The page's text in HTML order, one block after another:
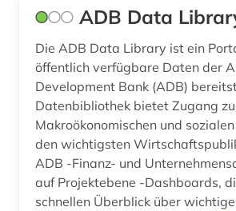
datenschutz (1)
datensicherung (1)
datenverarbeitung (1)
deep learning (1)
demographie (16)
ADB Data
Die ADB Data Library ist ein
öffentlich verfügbare Daten der
Development Bank (ADB)
Datenbibliothek bietet Zugang
Makroökonomischen und
den wichtigsten
ADB -Finanz- und Unternehmensdaten -Daten
auf Projektebene -Dashboards,
schnellen Überblick über